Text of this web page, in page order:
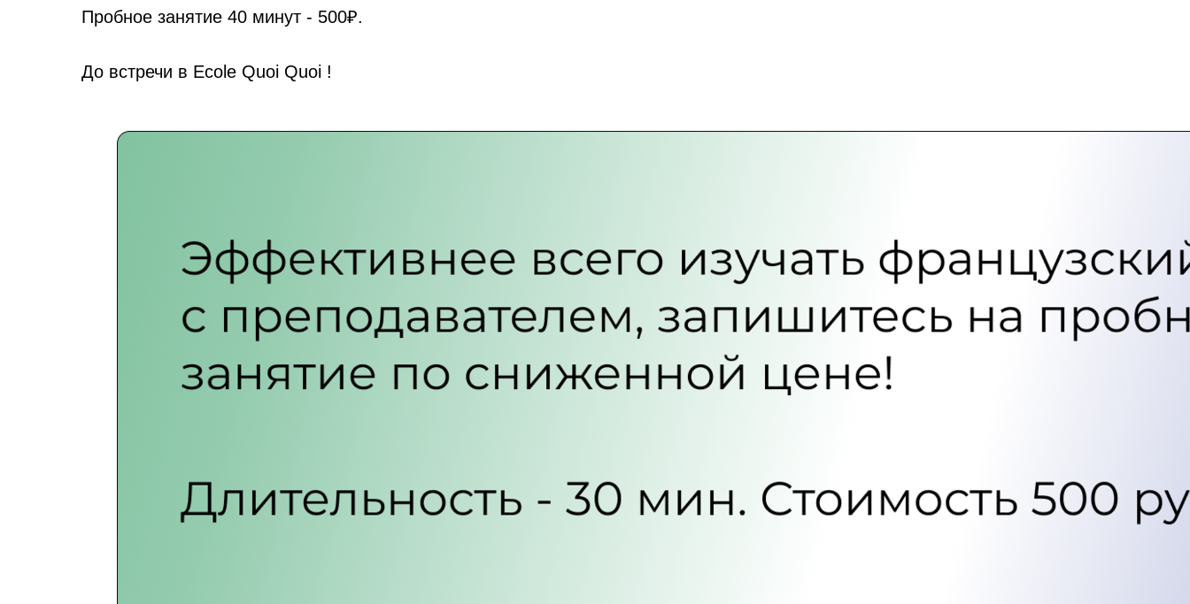
Пробное занятие 40 минут - 500₽.
До встречи в Ecole Quoi Quoi !